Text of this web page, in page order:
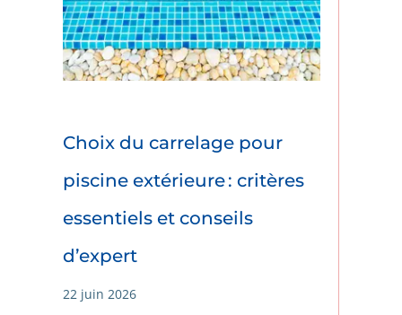
Choix du carrelage pour
piscine extérieure : critères
essentiels et conseils
d’expert
22 juin 2026